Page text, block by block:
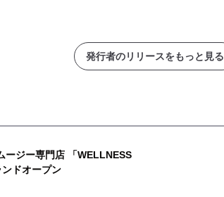
発行者のリリースをもっと見る
ージー専門店 「WELLNESS
ドオープン